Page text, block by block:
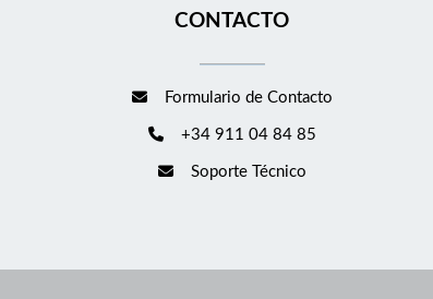
CONTACTO
Formulario de Contacto
+34 911 04 84 85
Soporte Técnico